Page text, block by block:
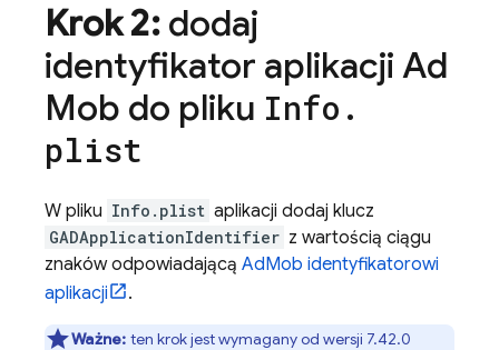
Krok 2:dodaj
identyfikator aplikacji Ad
Mob do pliku Info .
plist
W pliku Info.plist aplikacji dodaj klucz
GADApplicationIdentifier z wartością ciągu
znaków odpowiadającą AdMob identyfikatorowi
aplikacji
.
Ważne: ten krok jest wymagany od wersji 7.42.0